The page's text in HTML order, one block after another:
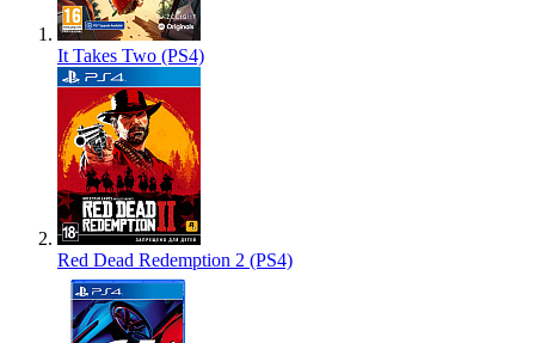
It Takes Two (PS4)
Red Dead Redemption 2 (PS4)